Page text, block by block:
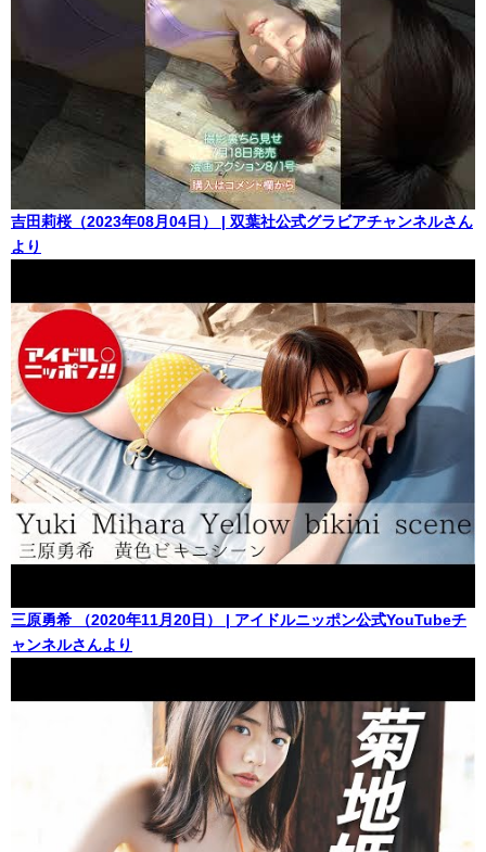
吉田莉桜（2023年08月04日） | 双葉社公式グラビアチャンネルさん
より
三原勇希 （2020年11月20日） | アイドルニッポン公式YouTubeチ
ャンネルさんより